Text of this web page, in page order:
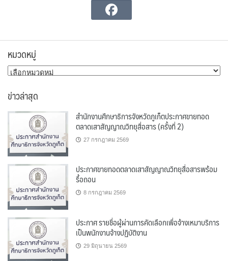
หมวดหมู่
หมวด
ข่าวล่าสุด
สำนักงานศึกษาธิการจังหวัดภูเก็ตประกาศขายทอด
ตลาดเสาสัญญาณวิทยุสื่อสาร (ครั้งที่ 2)
27 กรกฎาคม 2569
ประกาศขายทอดตลาดเสาสัญญาณวิทยุสื่อสารพร้อม
รื้อถอน
8 กรกฎาคม 2569
ประกาศ รายชื่อผู้ผ่านการคัดเลือกเพื่อจ้างเหมาบริการ
เป็นพนักงานจ้างปฏิบัติงาน
29 มิถุนายน 2569